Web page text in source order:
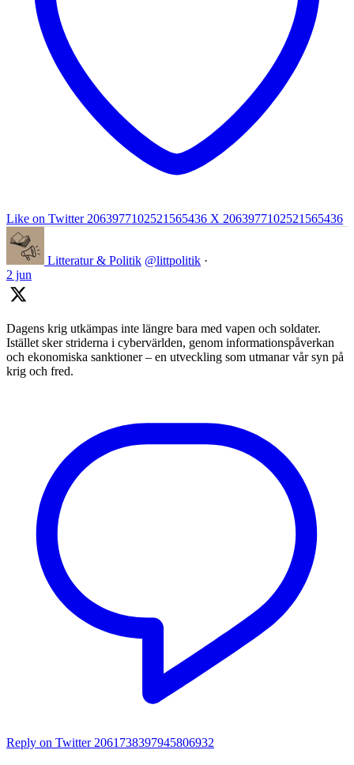
Like on Twitter 2063977102521565436 X 2063977102521565436
Litteratur & Politik @littpolitik ·
2 jun
Dagens krig utkämpas inte längre bara med vapen och soldater.
Istället sker striderna i cybervärlden, genom informationspåverkan
och ekonomiska sanktioner – en utveckling som utmanar vår syn på
krig och fred.
Reply on Twitter 2061738397945806932